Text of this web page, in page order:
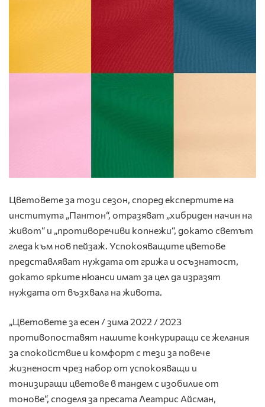
Цветовете за този сезон, според експертите на
института „Пантон“, отразяват „хибриден начин на
живот“ и „противоречиви копнежи“, докато светът
гледа към нов пейзаж. Успокояващите цветове
представляват нуждата от грижа и осъзнатост,
докато ярките нюанси имат за цел да изразят
нуждата от възхвала на живота.
„Цветовете за есен / зима 2022 / 2023
противопоставят нашите конкуриращи се желания
за спокойствие и комфорт с тези за повече
жизненост чрез набор от успокояващи и
тонизиращи цветове в тандем с изобилие от
тонове“, споделя за пресата Леатрис Айсман,